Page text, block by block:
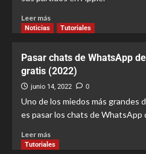
Leer más
Noticias Tutoriales
Pasar chats de WhatsApp
gratis (2022)
junio 14, 2022 0
Uno de los miedos más grandes
es pasar los chats de WhatsApp
Leer más
Tutoriales